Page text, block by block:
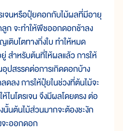
นหรือปุ๋ยคอกกับไม้ผลที่มีอายุ
ก จะทำให้พืชออกดอกช้าลง
ญเติบโตทางกิ่งใบ ทำให้หมด
ยู่ สำหรับต้นที่ให้ผลแล้ว การให้
อุปสรรคต่อการเกิดดอกบ้าง
ดลง การให้ปุ๋ยในช่วงที่ต้นไม้จะ
ไนโตรเจน จึงมีผลโดยตรง ต่อ
นั้นต้นไม้ส่วนมากจะต้องชะงัก
จะออกดอก